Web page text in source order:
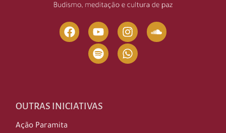
OUTRAS INICIATIVAS
Ação Paramita